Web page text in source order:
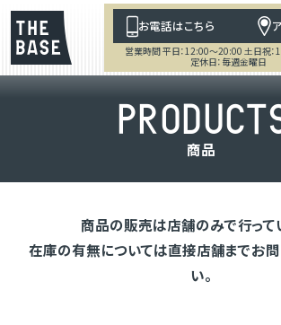
お電話はこちら
営業時間 平日：12:00～20:00 土日祝
定休日：毎週金曜日
PRODUCT
商品
商品の販売は店舗のみで行って
在庫の有無については直接店舗までお
い。